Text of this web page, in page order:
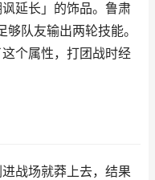
延长」的饰品。鲁肃
队友输出两轮技能。
个属性，打团战时经
战场就莽上去，结果